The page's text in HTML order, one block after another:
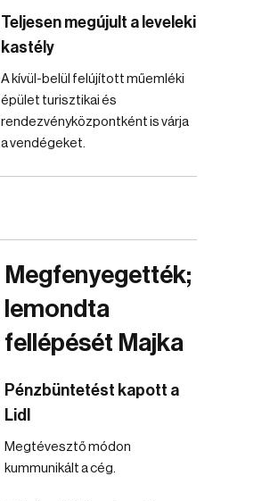
Teljesen megújult a leveleki
kastély
A kívül-belül felújított műemléki
épület turisztikai és
rendezvényközpontként is várja
a vendégeket.
Megfenyegették;
lemondta
fellépését Majka
Pénzbüntetést kapott a
Lidl
Megtévesztő módon
kummunikált a cég.